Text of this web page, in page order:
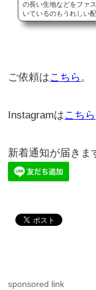
の長い生地などをファ
いているのもうれしい
中もすっきりやさしい
ご依頼はこちら。
Instagramはこちら
新着通知が届きま
sponsored link